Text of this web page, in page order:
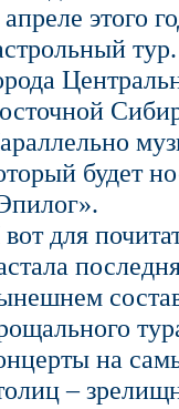
этого
будет
для
на
–